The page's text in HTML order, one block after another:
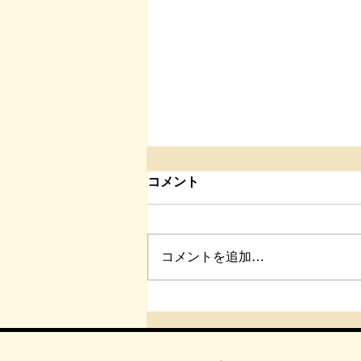
ケア方法｜完治後に必要な“感
コメント
コメントを追加…